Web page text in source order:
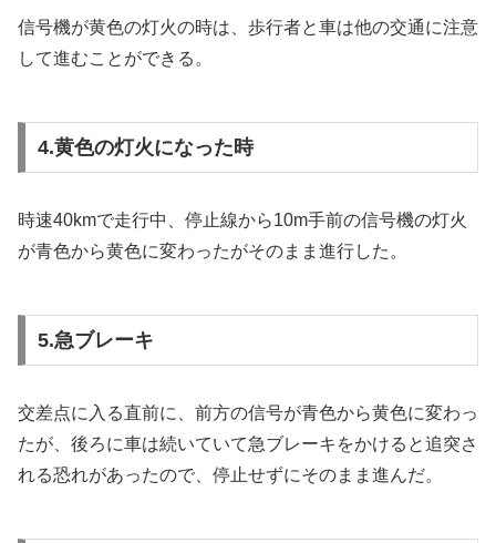
信号機が黄色の灯火の時は、歩行者と車は他の交通に注意
して進むことができる。
4.黄色の灯火になった時
時速40kmで走行中、停止線から10m手前の信号機の灯火
が青色から黄色に変わったがそのまま進行した。
5.急ブレーキ
交差点に入る直前に、前方の信号が青色から黄色に変わっ
たが、後ろに車は続いていて急ブレーキをかけると追突さ
れる恐れがあったので、停止せずにそのまま進んだ。